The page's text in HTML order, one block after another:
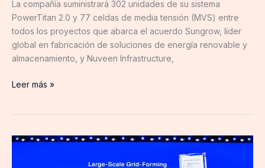
La compañía suministrará 302 unidades de su sistema
PowerTitan 2.0 y 77 celdas de media tensión (MVS) entre
todos los proyectos que abarca el acuerdo Sungrow, líder
global en fabricación de soluciones de energía renovable y
almacenamiento, y Nuveen Infrastructure,
Leer más »
Black